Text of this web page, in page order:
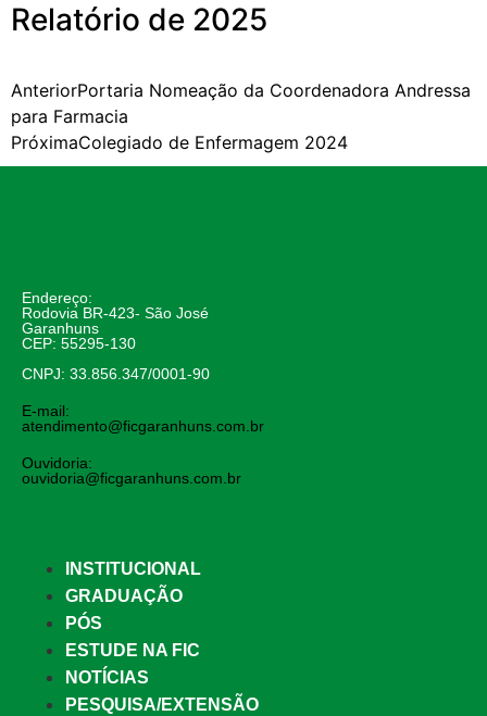
Relatório de 2025
AnteriorPortaria Nomeação da Coordenadora Andressa
para Farmacia
PróximaColegiado de Enfermagem 2024
Endereço:
Rodovia BR-423- São José
Garanhuns
CEP: 55295-130
CNPJ: 33.856.347/0001-90
E-mail:
atendimento@ficgaranhuns.com.br
Ouvidoria:
ouvidoria@ficgaranhuns.com.br
INSTITUCIONAL
GRADUAÇÃO
PÓS
ESTUDE NA FIC
NOTÍCIAS
PESQUISA/EXTENSÃO